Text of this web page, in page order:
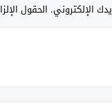
الإلكتروني. الحقول